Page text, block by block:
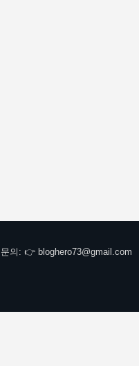
의: 👉 bloghero73@gmail.com